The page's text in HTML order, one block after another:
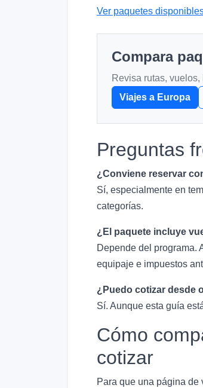
Ver paquetes
Compara
Revisa rutas,
Viajes a Europa
Preguntas
¿Conviene reservar
Sí, especialmente en
categorías.
¿El paquete incluye
Depende del programa.
equipaje e impuestos
¿Puedo cotizar desde
Sí. Aunque esta guía
Cómo
cotizar
Para que una página